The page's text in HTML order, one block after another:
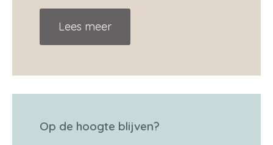
Lees meer
Op de hoogte blijven?